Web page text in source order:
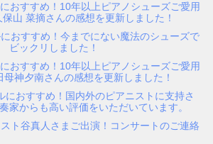
おすすめ！10年以上ピアノシューズご愛用
山 菜摘さんの感想を更新しました！
おすすめ！今までにない魔法のシューズで
ビックリしました！
おすすめ！10年以上ピアノシューズご愛用
神夕南さんの感想を更新しました！
におすすめ！国内外のピアニストに支持さ
家からも高い評価をいただいています。
ト谷真人さまご出演！コンサートのご連絡